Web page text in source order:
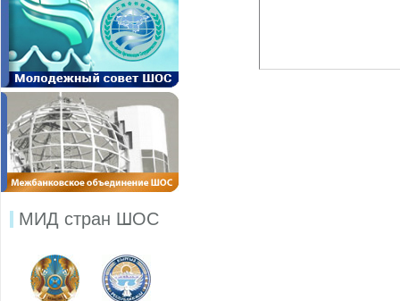
МИД стран ШОС